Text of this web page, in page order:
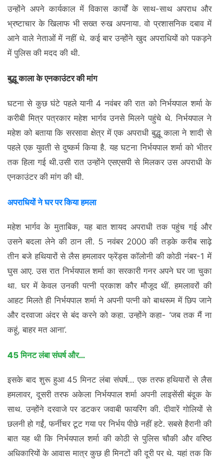
उन्होंने अपने कार्यकाल में विकास कार्यों के साथ-साथ अपराध और
भ्रष्टाचार के खिलाफ भी सख्त रुख अपनाया. वो प्रशासनिक दबाव में
आने वाले नेताओं में नहीं थे. कई बार उन्होंने खुद अपराधियों को पकड़ने
में पुलिस की मदद की थी.
बुद्धू काला के एनकाउंटर की मांग
घटना से कुछ घंटे पहले यानी 4 नवंबर की रात को निर्भयपाल शर्मा के
करीबी मित्र पत्रकार महेश भार्गव उनसे मिलने पहुंचे थे. निर्भयपाल ने
महेश को बताया कि सरसावा क्षेत्र में एक अपराधी बुद्धू काला ने शादी से
पहले एक युवती से दुष्कर्म किया है. यह घटना निर्भयपाल शर्मा को भीतर
तक हिला गई थी.उसी रात उन्होंने एसएसपी से मिलकर उस अपराधी के
एनकाउंटर की मांग की थी.
अपराधियों ने घर पर किया हमला
महेश भार्गव के मुताबिक, यह बात शायद अपराधी तक पहुंच गई और
उसने बदला लेने की ठान ली. 5 नवंबर 2000 की तड़के करीब साढ़े
तीन बजे हथियारों से लैस हमलावर फ्रेंड्स कॉलोनी की कोठी नंबर-1 में
घुस आए. उस रात निर्भयपाल शर्मा का सरकारी गनर अपने घर जा चुका
था. घर में केवल उनकी पत्नी प्रकाश कौर मौजूद थीं. हमलावरों की
आहट मिलते ही निर्भयपाल शर्मा ने अपनी पत्नी को बाथरूम में छिप जाने
और दरवाजा अंदर से बंद करने को कहा. उन्होंने कहा- ‘जब तक मैं ना
कहूं, बाहर मत आना’.
45 मिनट लंबा संघर्ष और…
इसके बाद शुरू हुआ 45 मिनट लंबा संघर्ष… एक तरफ हथियारों से लैस
हमलावर, दूसरी तरफ अकेला निर्भयपाल शर्मा अपनी लाइसेंसी बंदूक के
साथ. उन्होंने दरवाजे पर डटकर जवाबी फायरिंग की. दीवारें गोलियों से
छलनी हो गईं, फर्नीचर टूट गया पर निर्भय पीछे नहीं हटे. सबसे हैरानी की
बात यह थी कि निर्भयपाल शर्मा की कोठी से पुलिस चौकी और वरिष्ठ
अधिकारियों के आवास मात्र कुछ ही मिनटों की दूरी पर थे. यहां तक कि